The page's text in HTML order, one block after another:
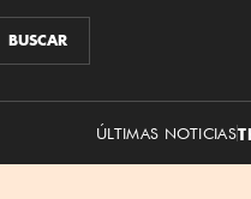
BUSCAR
ÚLTIMAS NOTICIAS